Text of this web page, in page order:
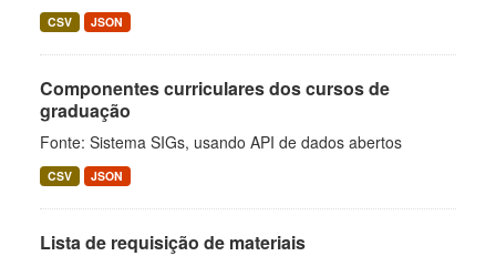
CSV JSON
Componentes curriculares dos cursos de
graduação
Fonte: Sistema SIGs, usando API de dados abertos
CSV JSON
Lista de requisição de materiais